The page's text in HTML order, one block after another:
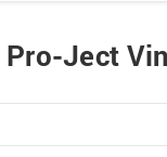
Ject